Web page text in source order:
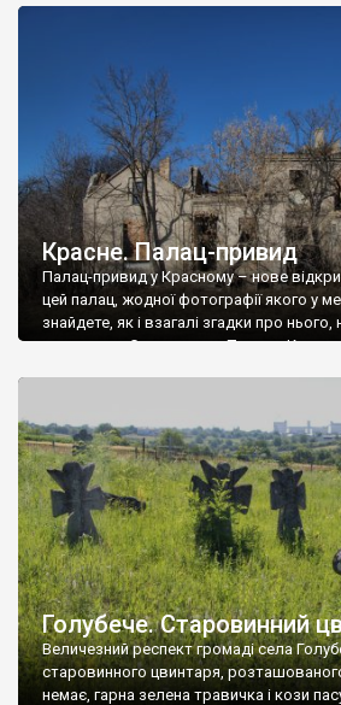
Красне. Палац-привид
Палац-привид у Красному – нове
цей палац, жодної фотографії якого у
знайдете, як і взагалі згадки про
мешканець Самгородка. Палац у
Голубече. Старовинний
Величезний респект громаді села
старовинного цвинтаря,
немає, гарна зелена травичка і кози